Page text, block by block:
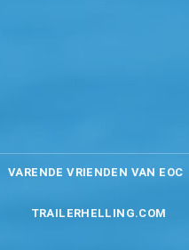
VARENDE VRIENDEN VAN EOC
TRAILERHELLING.COM